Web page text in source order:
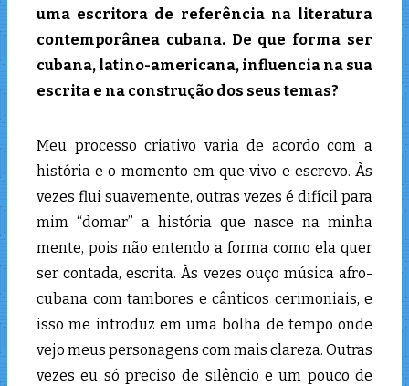
uma escritora de referência na literatura
contemporânea cubana. De que forma ser
cubana, latino-americana, influencia na sua
escrita e na construção dos seus temas?
Meu processo criativo varia de acordo com a
história e o momento em que vivo e escrevo. Às
vezes flui suavemente, outras vezes é difícil para
mim “domar” a história que nasce na minha
mente, pois não entendo a forma como ela quer
ser contada, escrita. Às vezes ouço música afro-
cubana com tambores e cânticos cerimoniais, e
isso me introduz em uma bolha de tempo onde
vejo meus personagens com mais clareza. Outras
vezes eu só preciso de silêncio e um pouco de